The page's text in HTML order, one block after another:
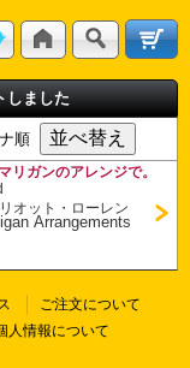
しました
順
リガンのアレンジで。
オット・ローレン
Arrangements
ご注文について
人情報について